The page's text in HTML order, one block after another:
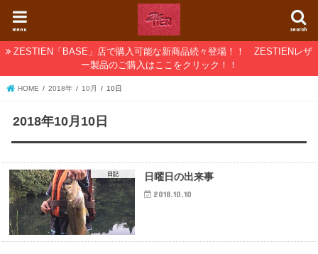
search
menu
ZESTIEN「BASE」店で購入可能な新商品続々登場！！ ZESTIENレザ
ー製品のご購入はここをクリック！！
HOME 2018年 10月 10日
2018年10月10日
日記 日曜日の出来事
2018.10.10